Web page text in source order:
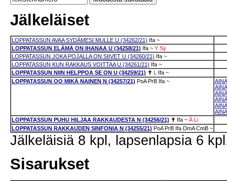
Jälkeläiset
LOPPATASSUN AVAA SYDÄMESI MULLE U (34262/21) Ifa ~
LOPPATASSUN ELÄMÄ ON IHANAA U (34258/21) Ifa ~ Y Sy
LOPPATASSUN JOKA POJALLA ON SIIVET U (34260/21) Ifa ~
LOPPATASSUN KUN RAKKAUS VOITTAA U (34261/21) Ifa ~
LOPPATASSUN NIIN HELPPOA SE ON U (34259/21) ✝ Ifa ~
LOPPATASSUN OO MIKÄ NAINEN N (34257/21) PoA PrB Ifa ~
LOPPATASSUN PUHU HILJAA RAKKAUDESTA N (34256/21) ✝ Ifa ~ Ä
Li
LOPPATASSUN RAKKAUDEN SINFONIA N (34255/21) PoA PrB Ifa DmA CmB ~
Jälkeläisiä 8 kpl, lapsenlapsia 6
Sisarukset